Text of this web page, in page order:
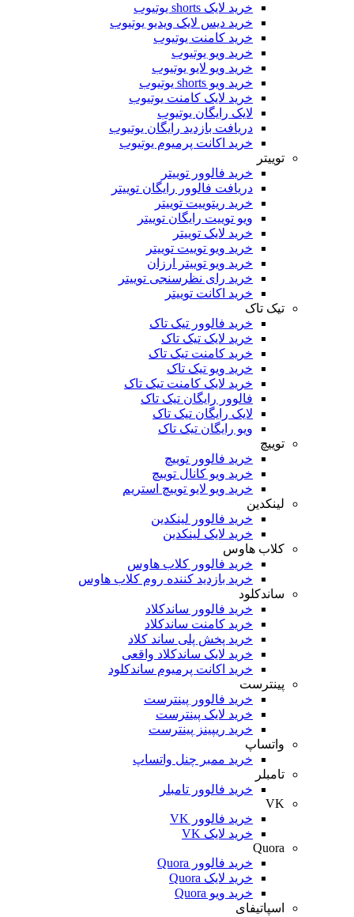
خرید لایک shorts یوتیوب
خرید دیس لایک ویدیو یوتیوب
خرید کامنت یوتیوب
خرید ویو یوتیوب
خرید ویو لایو یوتیوب
خرید ویو shorts یوتیوب
خرید لایک کامنت یوتیوب
لایک رایگان یوتیوب
دریافت بازدید رایگان یوتیوب
خرید اکانت پرمیوم یوتیوب
توییتر
خرید فالوور توییتر
دریافت فالوور رایگان توییتر
خرید ریتوییت توییتر
ویو توییت رایگان توییتر
خرید لایک توییتر
خرید ویو توییت توییتر
خرید ویو توییتر ارزان
خرید رای نظرسنجی توییتر
خرید اکانت توییتر
تیک تاک
خرید فالوور تیک تاک
خرید لایک تیک تاک
خرید کامنت تیک ‌تاک
خرید ویو تیک تاک
خرید لایک کامنت تیک تاک
فالوور رایگان تیک تاک
لایک رایگان تیک تاک
ویو رایگان تیک تاک
توییچ
خرید فالوور توییچ
خرید ویو کانال توییچ
خرید ویو لایو توییچ استریم
لینکدین
خرید فالوور لینکدین
خرید لایک لینکدین
کلاب هاوس
خرید فالوور کلاب هاوس
خرید بازدید کننده روم کلاب هاوس
ساندکلود
خرید فالوور ساندکلاد
خرید کامنت ساندکلاد
خرید پخش پلی ساند کلاد
خرید لایک ساندکلاد واقعی
خرید اکانت پرمیوم ساندکلود
پینترست
خرید فالوور پینترست
خرید لایک پینترست
خرید ریپینز پینترست
واتساپ
خرید ممبر چنل واتساپ
تامبلر
خرید فالوور تامبلر
VK
خرید فالوور VK
خرید لایک VK
Quora
خرید فالوور Quora
خرید لایک Quora
خرید ویو Quora
اسپاتیفای